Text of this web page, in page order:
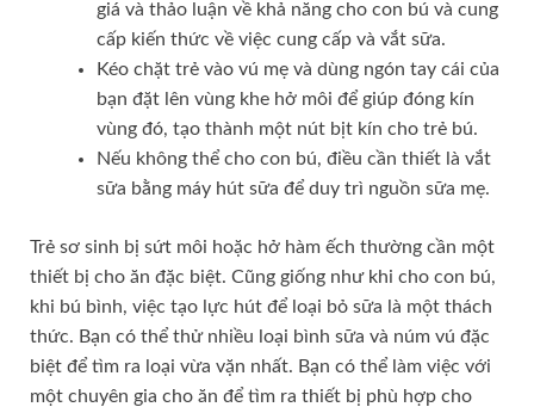
giá và thảo luận về khả năng cho con bú và cung
cấp kiến ​​thức về việc cung cấp và vắt sữa.
Kéo chặt trẻ vào vú mẹ và dùng ngón tay cái của
bạn đặt lên vùng khe hở môi để giúp đóng kín
vùng đó, tạo thành một nút bịt kín cho trẻ bú.
Nếu không thể cho con bú, điều cần thiết là vắt
sữa bằng máy hút sữa để duy trì nguồn sữa mẹ.
Trẻ sơ sinh bị sứt môi hoặc hở hàm ếch thường cần một
thiết bị cho ăn đặc biệt. Cũng giống như khi cho con bú,
khi bú bình, việc tạo lực hút để loại bỏ sữa là một thách
thức. Bạn có thể thử nhiều loại bình sữa và núm vú đặc
biệt để tìm ra loại vừa vặn nhất. Bạn có thể làm việc với
một chuyên gia cho ăn để tìm ra thiết bị phù hợp cho